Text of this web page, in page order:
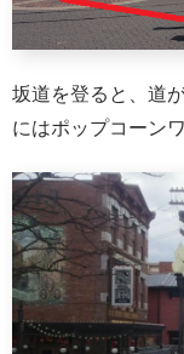
坂道を登ると、道
にはポップコーン